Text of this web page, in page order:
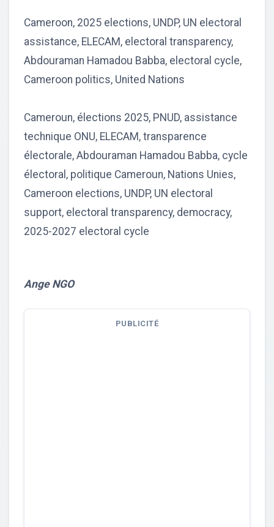
Cameroon, 2025 elections, UNDP, UN electoral
assistance, ELECAM, electoral transparency,
Abdouraman Hamadou Babba, electoral cycle,
Cameroon politics, United Nations
Cameroun, élections 2025, PNUD, assistance
technique ONU, ELECAM, transparence
électorale, Abdouraman Hamadou Babba, cycle
électoral, politique Cameroun, Nations Unies,
Cameroon elections, UNDP, UN electoral
support, electoral transparency, democracy,
2025-2027 electoral cycle
Ange NGO
PUBLICITÉ